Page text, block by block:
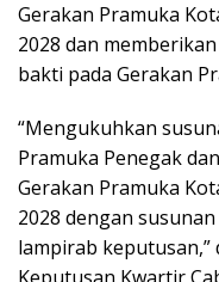
Gerakan Pramuka
2028 dan
bakti pada Gerakan
“Mengukuhkan
Pramuka Penegak
Gerakan Pramuka
2028 dengan
lampirab